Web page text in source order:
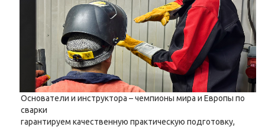
Основатели и инструктора – чемпионы мира и Европы по
сварки
гарантируем качественную практическую подготовку,